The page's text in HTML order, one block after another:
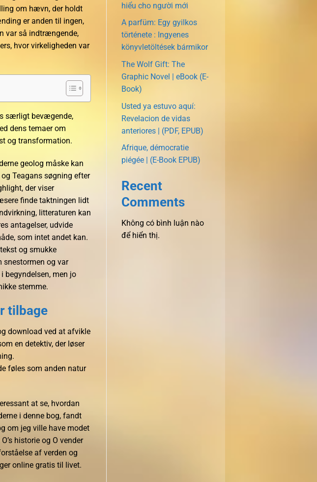
om hævn, der holdt
er anden til ingen,
var så indtrængende,
hvor virkeligheden var
særligt bevægende,
dens temaer om
og transformation.
geolog måske kan
Teagans søgning efter
der viser
finde taktningen lidt
litteraturen kan
antagelser, udvide
som intet andet kan.
og smukke
snestormen og var
begyndelsen, men jo
stemme.
tilbage
download ved at afvikle
en detektiv, der løser
føles som anden natur
at se, hvordan
i denne bog, fandt
om jeg ville have modet
historie og O vender
af verden og
online gratis til livet.
hiểu cho người mới
A parfüm: Egy gyilkos
története : Ingyenes
könyvletöltések bármikor
The Wolf Gift: The
Graphic Novel | eBook (E-
Book)
Usted ya estuvo aquí:
Revelacion de vidas
anteriores | (PDF, EPUB)
Afrique, démocratie
piégée | (E-Book EPUB)
Recent
Comments
Không có bình luận nào
để hiển thị.